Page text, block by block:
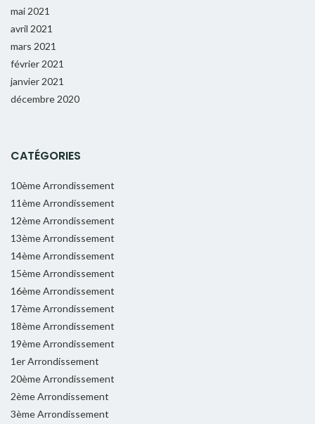
mai 2021
avril 2021
mars 2021
février 2021
janvier 2021
décembre 2020
CATÉGORIES
10ème Arrondissement
11ème Arrondissement
12ème Arrondissement
13ème Arrondissement
14ème Arrondissement
15ème Arrondissement
16ème Arrondissement
17ème Arrondissement
18ème Arrondissement
19ème Arrondissement
1er Arrondissement
20ème Arrondissement
2ème Arrondissement
3ème Arrondissement